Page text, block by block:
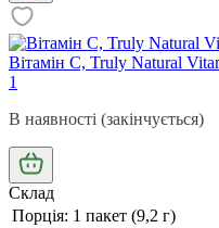
Вітамін C, Truly Natural
1
В наявності (закінчується)
Склад
Порція: 1 пакет (9,2 г)